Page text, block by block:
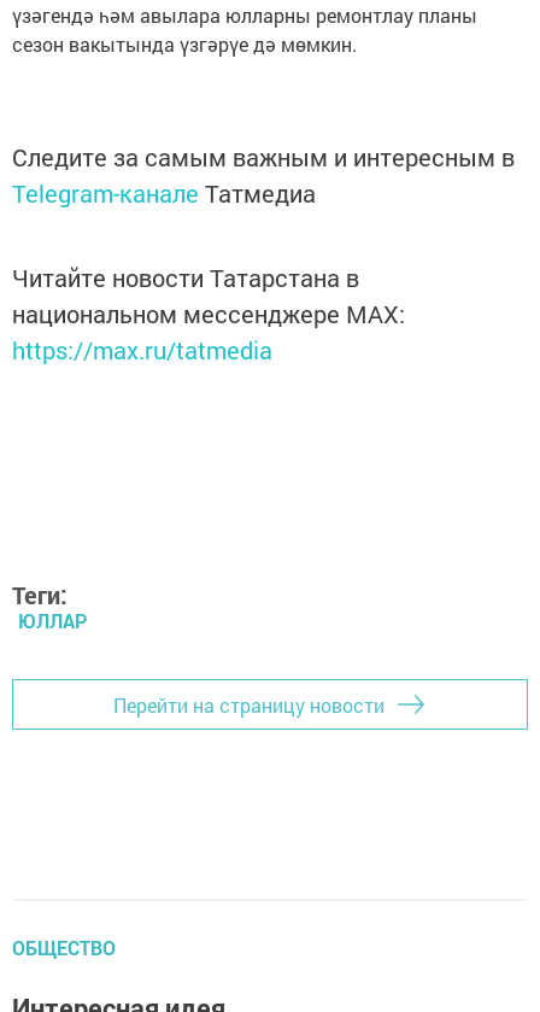
үзәгендә һәм авылара юлларны ремонтлау планы
сезон вакытында үзгәрүе дә мөмкин.
Следите за самым важным и интересным в
Telegram-канале Татмедиа
Читайте новости Татарстана в
национальном мессенджере MАХ:
https://max.ru/tatmedia
Теги:
ЮЛЛАР
Перейти на страницу новости
ОБЩЕСТВО